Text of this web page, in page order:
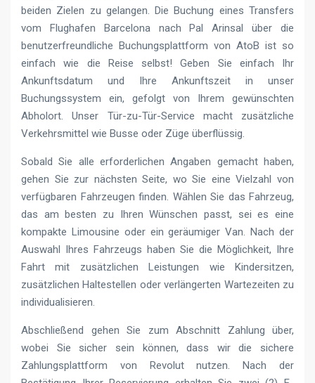
beiden Zielen zu gelangen. Die Buchung eines Transfers
vom Flughafen Barcelona nach Pal Arinsal über die
benutzerfreundliche Buchungsplattform von AtoB ist so
einfach wie die Reise selbst! Geben Sie einfach Ihr
Ankunftsdatum und Ihre Ankunftszeit in unser
Buchungssystem ein, gefolgt von Ihrem gewünschten
Abholort. Unser Tür-zu-Tür-Service macht zusätzliche
Verkehrsmittel wie Busse oder Züge überflüssig.
Sobald Sie alle erforderlichen Angaben gemacht haben,
gehen Sie zur nächsten Seite, wo Sie eine Vielzahl von
verfügbaren Fahrzeugen finden. Wählen Sie das Fahrzeug,
das am besten zu Ihren Wünschen passt, sei es eine
kompakte Limousine oder ein geräumiger Van. Nach der
Auswahl Ihres Fahrzeugs haben Sie die Möglichkeit, Ihre
Fahrt mit zusätzlichen Leistungen wie Kindersitzen,
zusätzlichen Haltestellen oder verlängerten Wartezeiten zu
individualisieren.
Abschließend gehen Sie zum Abschnitt Zahlung über,
wobei Sie sicher sein können, dass wir die sichere
Zahlungsplattform von Revolut nutzen. Nach der